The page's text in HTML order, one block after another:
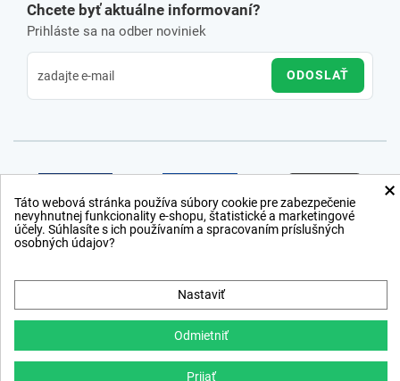
Chcete byť aktuálne informovaní?
Prihláste sa na odber noviniek
ODOSLAŤ
×
Táto webová stránka používa súbory cookie pre zabezpečenie
nevyhnutnej funkcionality e-shopu, štatistické a marketingové
účely. Súhlasíte s ich používaním a spracovaním príslušných
osobných údajov?
Nastaviť
Odmietniť
Prijať